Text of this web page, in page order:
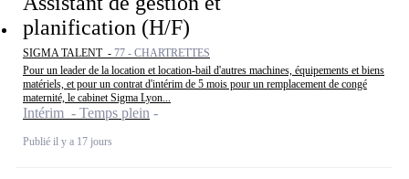
planification (H/F)
SIGMA TALENT - 77 - CHARTRETTES
Pour un leader de la location et location-bail d'autres machines, équipements et biens
matériels, et pour un contrat d'intérim de 5 mois pour un remplacement de congé
maternité, le cabinet Sigma Lyon...
Intérim - Temps plein
Publié il y a 17 jours